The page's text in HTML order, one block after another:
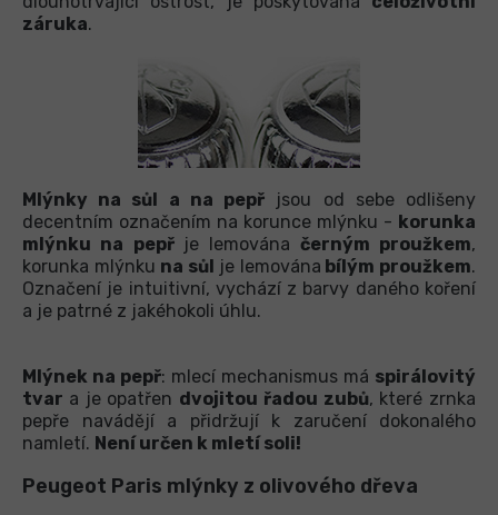
záruka.
Mlýnky na sůl a na pepř
jsou od sebe odlišeny
decentním označením na korunce mlýnku - korunka
mlýnku na pepř je lemována černým proužkem,
korunka mlýnku na sůl je lemována bílým proužkem.
Označení je intuitivní, vychází z barvy daného koření
a je patrné z jakéhokoli úhlu.
Mlýnek na pepř: mlecí mechanismus má spirálovitý
tvar a je opatřen dvojitou řadou zubů, které zrnka
pepře navádějí a přidržují k zaručení dokonalého
namletí. Není určen k mletí soli!
Peugeot Paris mlýnky z olivového dřeva